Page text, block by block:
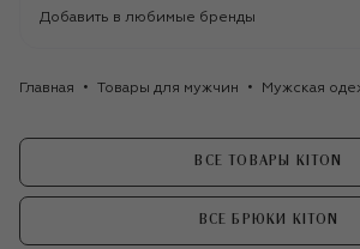
Добавить в любимые бренды
Главная Товары для мужчин Мужская
ВСЕ ТОВАРЫ KITON
ВСЕ БРЮКИ KITON